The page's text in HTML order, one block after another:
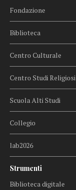
Fondazione
Biblioteca
Centro Culturale
Centro Studi Religiosi
Scuola Alti Studi
Collegio
lab2026
Strumenti
Biblioteca digitale